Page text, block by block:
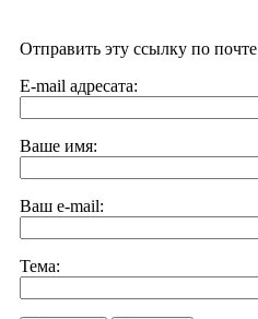
Отправить эту ссылку по почте
E-mail адресата:
Ваше имя:
Ваш e-mail:
Тема: